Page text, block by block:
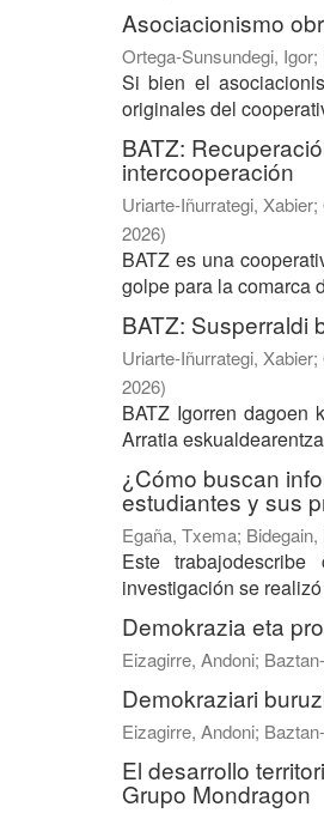
Asociacionismo
Ortega-Sunsundegi, Igor;
Si bien el
originales del
BATZ:
intercooperación
Uriarte-Iñurrategi, Xabier;
2026)
BATZ es una
golpe para la comarca
BATZ: Susperraldi
Uriarte-Iñurrategi, Xabier;
2026)
BATZ Igorren dagoen
Arratia
¿Cómo buscan
estudiantes y sus
Egaña, Txema;
Este
investigación se
Demokrazia eta
Eizagirre, Andoni;
Demokraziari
Eizagirre, Andoni;
El desarrollo
Grupo Mondragon